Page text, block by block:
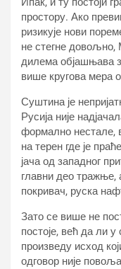
простору. Ако
ризикује нови
не стегне
дилема објашњава
више кругова мера
Суштина је
Русија није
формално нестале,
на терен где је
јача од западног
главни део тражње,
покривач, руска
Зато се више не
постоје, већ да ли
произведу исход
одговор није